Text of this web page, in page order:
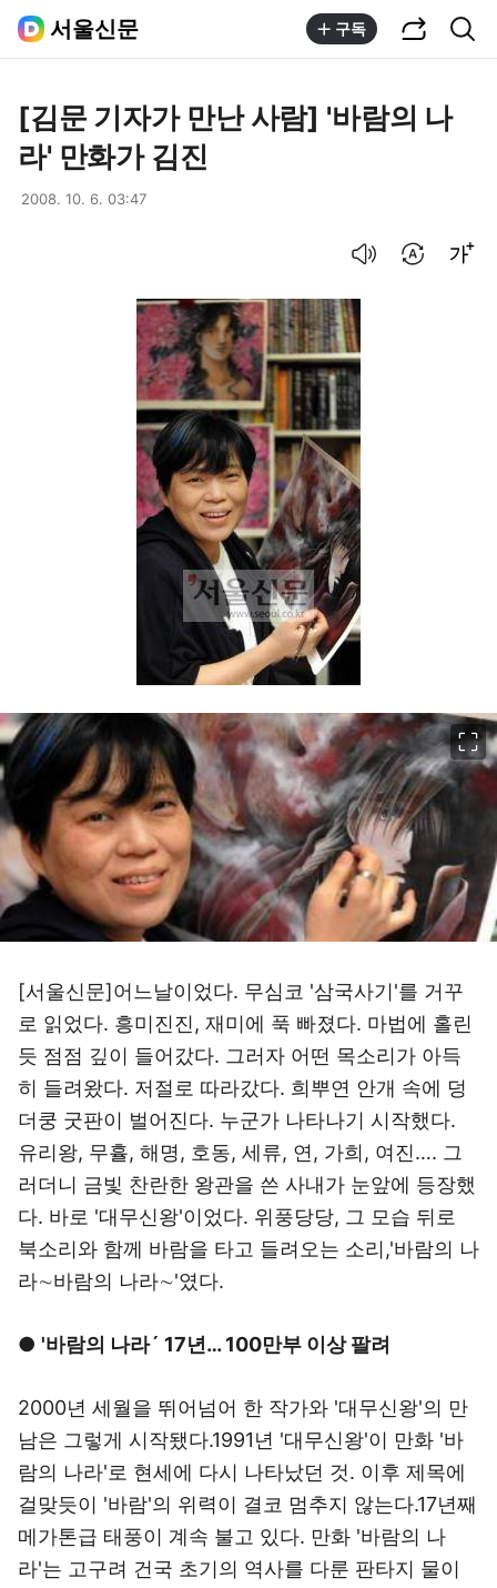
서울신문 구독
[김문 기자가 만난 사람] '바람의 나
라' 만화가 김진
2008. 10. 6. 03:47
[서울신문]어느날이었다. 무심코 '삼국사기'를 거꾸
로 읽었다. 흥미진진, 재미에 푹 빠졌다. 마법에 홀린
듯 점점 깊이 들어갔다. 그러자 어떤 목소리가 아득
히 들려왔다. 저절로 따라갔다. 희뿌연 안개 속에 덩
더쿵 굿판이 벌어진다. 누군가 나타나기 시작했다.
유리왕, 무휼, 해명, 호동, 세류, 연, 가희, 여진…. 그
러더니 금빛 찬란한 왕관을 쓴 사내가 눈앞에 등장했
다. 바로 '대무신왕'이었다. 위풍당당, 그 모습 뒤로
북소리와 함께 바람을 타고 들려오는 소리,'바람의 나
라∼바람의 나라∼'였다.
● '바람의 나라´ 17년… 100만부 이상 팔려
2000년 세월을 뛰어넘어 한 작가와 '대무신왕'의 만
남은 그렇게 시작됐다.1991년 '대무신왕'이 만화 '바
람의 나라'로 현세에 다시 나타났던 것. 이후 제목에
걸맞듯이 '바람'의 위력이 결코 멈추지 않는다.17년째
메가톤급 태풍이 계속 불고 있다. 만화 '바람의 나
라'는 고구려 건국 초기의 역사를 다룬 판타지 물이